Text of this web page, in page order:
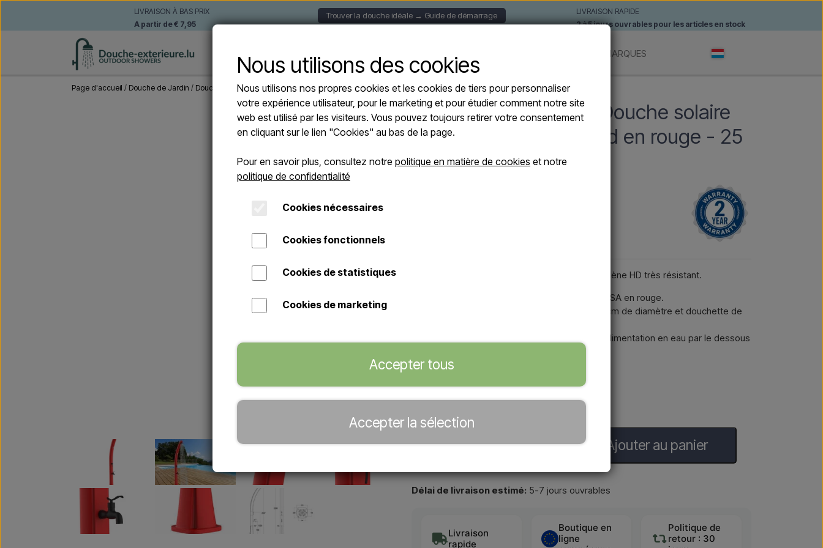
LIVRAISON À BAS PRIX
A partir de € 7,95
Trouver la douche idéale → Guide de démarrage
LIVRAISON RAPIDE
2 à 5 jours ouvrables pour les articles en stock
MARQUES
Page d'accueil Douche de Jardin Douches Solaire Sined SOLE ROSSA - Douche solaire avec douchette de pied en rouge - 25 litres
Sined SOLE ROSSA - Douche solaire
avec douchette de pied en rouge - 25
litres
Elégante douche solaire d'extérieur en polyéthylène HD très résistant.
Douche solaire d'extérieur SINED SOLE ROSSA en rouge.
Douche avec pomme de douche de 15,24 cm de diamètre et douchette de
Capacité de 25 litres d'eau chauffée avec alimentation en eau par le dessous
Concessionnaire officiel de
− + Ajouter au panier
Délai de livraison estimé: 5-7 jours ouvrables
Livraison
rapide
Boutique en
ligne
Politique de
retour : 30
Nous utilisons des cookies
Nous utilisons nos propres cookies et les cookies de tiers pour personnaliser
votre expérience utilisateur, pour le marketing et pour étudier comment notre site
web est utilisé par les visiteurs. Vous pouvez toujours retirer votre consentement
en cliquant sur le lien "Cookies" au bas de la page.
Pour en savoir plus, consultez notre politique en matière de cookies et notre
politique de confidentialité
Cookies nécessaires
Cookies fonctionnels
Cookies de statistiques
Cookies de marketing
Accepter tous
Accepter la sélection